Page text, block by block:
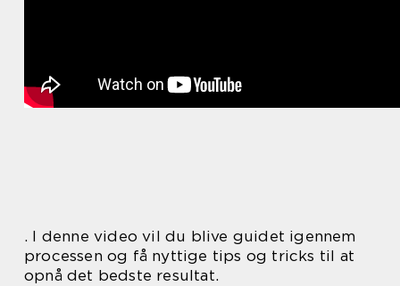
. I denne video vil du blive guidet igennem
processen og få nyttige tips og tricks til at
opnå det bedste resultat.